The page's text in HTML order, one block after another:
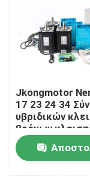
Υβριδικός
κινητήρας
γραμμική
Συνδεμένη
Jkongmotor
17 23 24 34
υβριδικών
βρόχων
βρόχων με
κωδικοποιητή
φρένο /